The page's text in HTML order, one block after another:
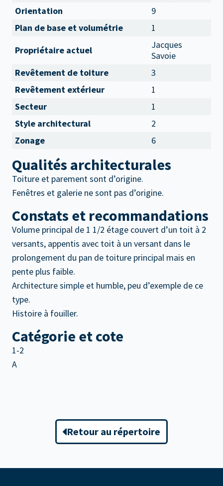
Orientation
9
Plan de base et volumétrie
1
Propriétaire actuel
Jacques
Savoie
Revêtement de toiture
3
Revêtement extérieur
1
Secteur
1
Style architectural
2
Zonage
6
Qualités architecturales
Toiture et parement sont d’origine.
Fenêtres et galerie ne sont pas d’origine.
Constats et recommandations
Volume principal de 1 1/2 étage couvert d’un toit à 2
versants, appentis avec toit à un versant dans le
prolongement du pan de toiture principal mais en
pente plus faible.
Architecture simple et humble, peu d’exemple de ce
type.
Histoire à fouiller.
Catégorie et cote
1-2
A
Retour au répertoire